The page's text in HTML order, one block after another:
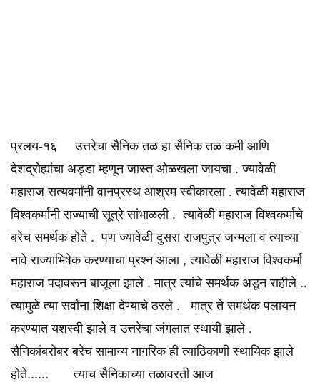
प्रलय-१६ उत्तरेचा सैनिक तळ हा सैनिक तळ कमी आणि
देशद्रोह्यांचा अड्डा म्हणून जास्त ओळखला जायचा . ज्यावेळी
महाराज सत्यवर्मांनी वानप्रस्थ आश्रम स्वीकारला . त्यावेळी महाराज
विश्वकर्मानी राज्याची सूत्रे सांभाळली . त्यावेळी महाराज विश्वकर्माचे
बरेच समर्थक होते . पण ज्यावेळी दुसरा राजपुत्र जन्मला व त्याच्या
नावे राज्याभिषेक करण्याचा प्रश्न आला , त्यावेळी महाराज विश्वकर्मा
महाराज पदावरून बाजूला झाले . मात्र त्यांचे समर्थक अडून राहीले ..
त्यामुळे त्या सर्वांना शिक्षा देण्याचे ठरले . मात्र ते समर्थक पलायन
करण्यात यशस्वी झाले व उत्तरेचा जंगलात स्थायी झाले .
सैनिकांबरोबर बरेच सामान्य नागरिक ही त्याठिकाणी स्थायिक झाले
होते...... त्याच सैनिकाच्या तळावरती आज